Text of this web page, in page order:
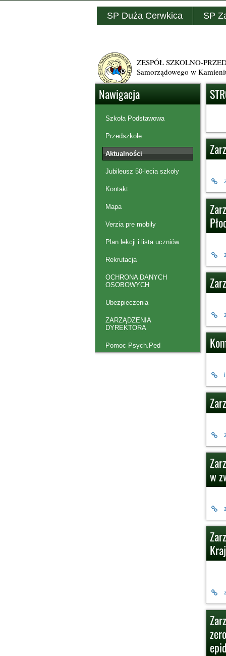
ZESPÓŁ SZKOLNO-
Samorządowego w
SP Duża Cerwkica SP
Nawigacja
Szkoła Podstawowa
Przedszkole
Aktualności
Jubileusz 50-lecia szkoły
Kontakt
Mapa
Verzia pre mobily
Plan lekcji i lista uczniów
Rekrutacja
OCHRONA DANYCH
OSOBOWYCH
Ubezpieczenia
ZARZĄDZENIA
DYREKTORA
Pomoc Psych.Ped
w